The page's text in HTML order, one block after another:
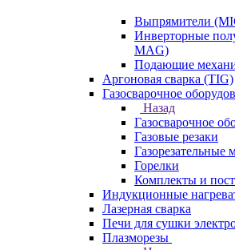
Выпрямители
Инверторные
MAG)
Подающие
Аргоновая сварка (TIG)
Газосварочное
Назад
Газосварочное
Газовые резаки
Горелки
Комплекты и
Индукционные
Лазерная сварка
Печи для сушки
Плазморезы